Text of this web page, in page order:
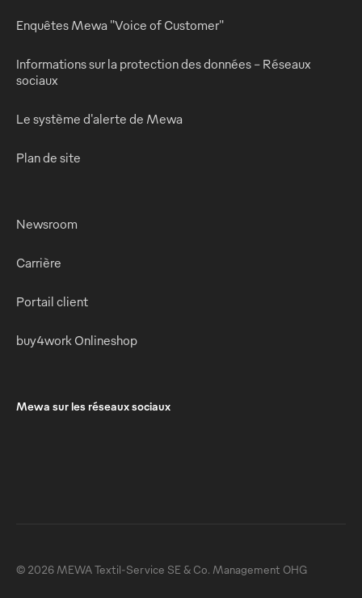
Enquêtes Mewa "Voice of Customer"
Informations sur la protection des données - Réseaux
sociaux
Le système d'alerte de Mewa
Plan de site
Newsroom
Carrière
Portail client
buy4work Onlineshop
Mewa sur les réseaux sociaux
© 2026 MEWA Textil-Service SE & Co. Management OHG